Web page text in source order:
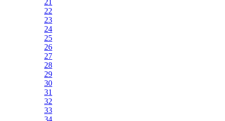
21
22
23
24
25
26
27
28
29
30
31
32
33
34